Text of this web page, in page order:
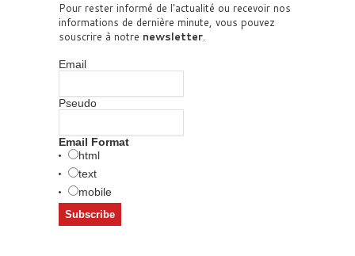
Pour rester informé de l'actualité ou recevoir nos
informations de dernière minute, vous pouvez
souscrire à notre newsletter.
Email
Pseudo
Email Format
html
text
mobile